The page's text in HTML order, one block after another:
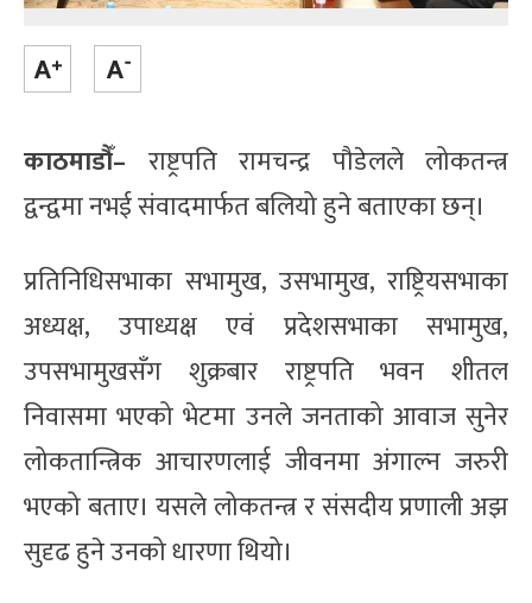
काठमाडौँ– राष्ट्रपति रामचन्द्र पौडेलले लोकतन्त्र
द्वन्द्वमा नभई संवादमार्फत बलियो हुने बताएका छन्।
प्रतिनिधिसभाका सभामुख, उसभामुख, राष्ट्रियसभाका
अध्यक्ष, उपाध्यक्ष एवं प्रदेशसभाका सभामुख,
उपसभामुखसँग शुक्रबार राष्ट्रपति भवन शीतल
निवासमा भएको भेटमा उनले जनताको आवाज सुनेर
लोकतान्त्रिक आचारणलाई जीवनमा अंगाल्न जरुरी
भएको बताए। यसले लोकतन्त्र र संसदीय प्रणाली अझ
सुदृढ हुने उनको धारणा थियो।